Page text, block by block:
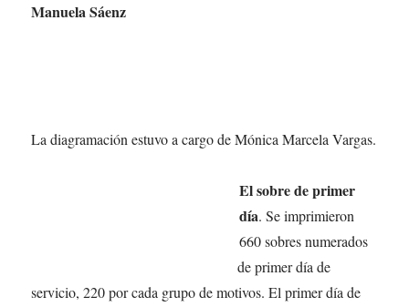
Manuela Sáenz
La diagramación estuvo a cargo de Mónica Marcela Vargas.
El sobre de primer
día. Se imprimieron
660 sobres numerados
de primer día de
servicio, 220 por cada grupo de motivos. El primer día de